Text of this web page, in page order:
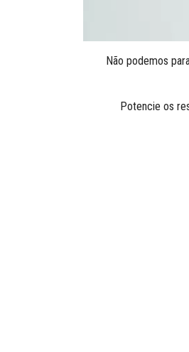
Não podemos
Potencie os